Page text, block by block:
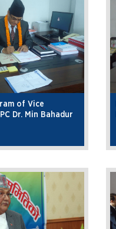
of Vice
Dr. Min Bahadur